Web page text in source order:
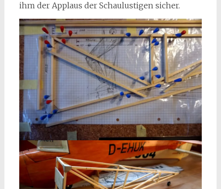
ihm der Applaus der Schaulustigen sicher.